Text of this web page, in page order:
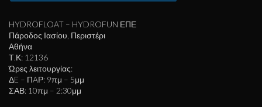
HYDROFLOAT – HYDROFUN ΕΠΕ
Πάροδος Ιασίου, Περιστέρι
Αθήνα
Τ.Κ: 12136
Ώρες λειτουργίας:
ΔE – ΠAΡ: 9πμ – 5μμ
ΣΑΒ: 10πμ – 2:30μμ